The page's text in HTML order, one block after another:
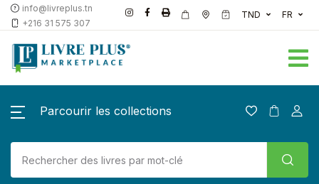
info@livreplus.tn
+216 31 575 307
TND FR
Parcourir les collections